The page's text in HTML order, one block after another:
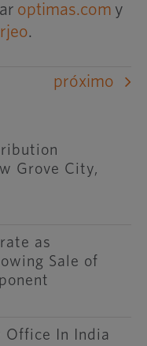
optimas.com y
.
próximo
Grove City,
as
Sale of
Office In India